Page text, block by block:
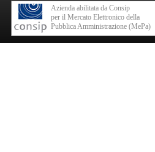
Azienda abilitata da Consip
per il Mercato Elettronico della
Pubblica Amministrazione (MePa)